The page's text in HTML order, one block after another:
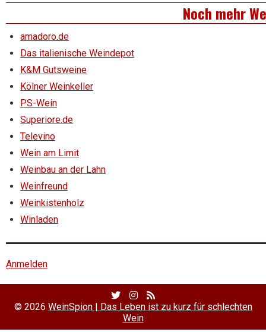
Noch mehr
amadoro.de
Das italienische Weindepot
K&M Gutsweine
Kölner Weinkeller
PS-Wein
Superiore.de
Televino
Wein am Limit
Weinbau an der Lahn
Weinfreund
Weinkistenholz
Winladen
Anmelden
Twitter
Profile
Facebook
Profile
RSS
Feed
© 2026 WeinSpion | Das Leben ist zu kurz für schlechten
Wein